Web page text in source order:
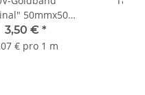
50mmx50m
3 Monate Sorte
K055
3,50 € *
€ pro 1 m